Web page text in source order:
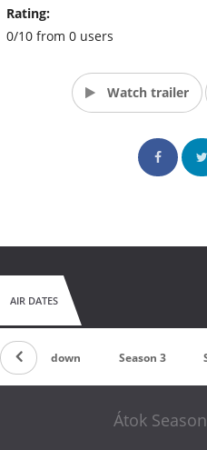
Rating:
0/10 from 0 users
Watch trailer
AIR DATES
Countdown Season 3
Átok